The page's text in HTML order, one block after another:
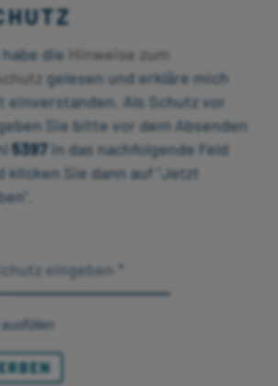
die Hinweise zum
gelesen und erkläre mich
einverstanden. Als Schutz vor
Sie bitte vor dem Absenden
5397in das nachfolgende Feld
klicken Sie dann auf "Jetzt